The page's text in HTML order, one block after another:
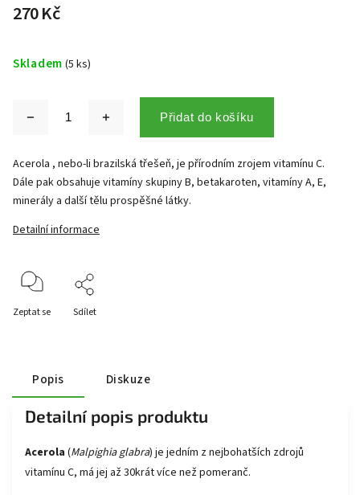
270 Kč
Skladem (5 ks)
Přidat do košíku
Acerola , nebo-li brazilská třešeň, je přírodním zrojem vitamínu C.
Dále pak obsahuje vitamíny skupiny B, betakaroten, vitamíny A, E,
minerály a další tělu prospěšné látky.
Detailní informace
Zeptat se Sdílet
Popis Diskuze
Detailní popis produktu
Acerola (Malpighia glabra) je jedním z nejbohatších zdrojů
vitamínu C, má jej až 30krát více než pomeranč.